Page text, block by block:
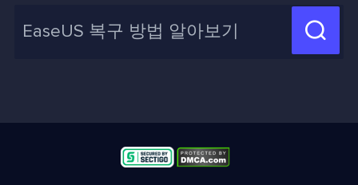
신제품 New
화면 녹화 팁
인사이트 보고서
